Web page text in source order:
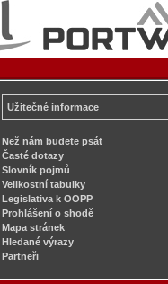
Užitečné informace
Než nám budete psát
Časté dotazy
Slovník pojmů
Velikostní tabulky
Legislativa k OOPP
Prohlášení o shodě
Mapa stránek
Hledané výrazy
Partneři